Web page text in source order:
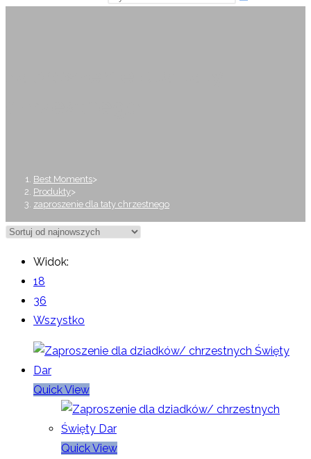
Best Moments>
Produkty>
zaproszenie dla taty chrzestnego
Widok:
18
36
Wszystko
Quick View
Quick View